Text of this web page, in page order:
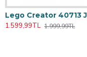
1.599,99TL 1.999,99TL
1.349,99TL 1.499,99TL